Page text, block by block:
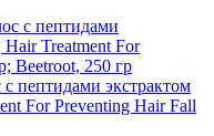
пептидами экстрактом
For Preventing Hair Fall